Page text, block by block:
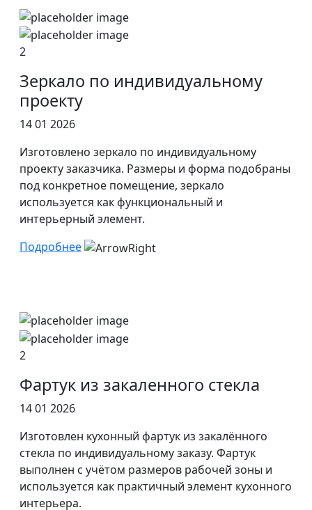
2
Зеркало по индивидуальному
проекту
14 01 2026
Изготовлено зеркало по индивидуальному
проекту заказчика. Размеры и форма подобраны
под конкретное помещение, зеркало
используется как функциональный и
интерьерный элемент.
Подробнее
2
Фартук из закаленного стекла
14 01 2026
Изготовлен кухонный фартук из закалённого
стекла по индивидуальному заказу. Фартук
выполнен с учётом размеров рабочей зоны и
используется как практичный элемент кухонного
интерьера.